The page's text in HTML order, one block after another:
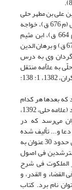
علی بن مطهر حلی
(648- 726 ق) است. او نزد اساتیدی چون محقق حلّی (م 676 ق)، خواجه
نصیر الدین طوسی (م 672 ق)، علی بن طاووس (م 664 ق)، ابن مثیم
بحرانی (م 679 ق)، نجم الدین علی بن عمر کاتبی (م 675 ق) و برهان الدین
وی به درس
به علاّمه منتقل
شد (علامه حلی، 1392، 48 مقدمه؛ جمعی از پژوهشگران، 1382، 1: 138؛
که بعدها هر کدام
از آنها از علمای بزرگ عالم اسلام و مکتب تشیع شدند (علامه حلی، 1392،
کتاب‌های ایشان به 107 عنوان می‌رسد که در
دعا و... تألیف شده
است (علامه حلّی، 1392، 45- 48 مقدمه). از این میان حدود 30 عنوان به
فی اصول
الملکوت فی شرح
و القدر، و
نام برد. کتاب